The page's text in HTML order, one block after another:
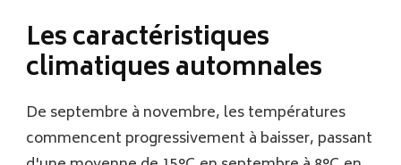
Les caractéristiques
climatiques automnales
De septembre à novembre, les températures
commencent progressivement à baisser, passant